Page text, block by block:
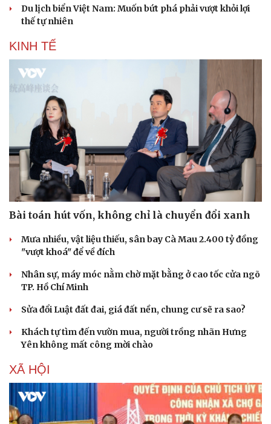
Văn hóa
Sân khấu - Điện ảnh
Văn học
Âm nhạc
Giải trí
Thời trang
Sao Việt
Du lịch biển Việt Nam: Muốn bứt phá phải vượt khỏi lợi
thế tự nhiên
KINH TẾ
Bài toán hút vốn, không chỉ là chuyển đổi xanh
Mưa nhiều, vật liệu thiếu, sân bay Cà Mau 2.400 tỷ đồng
"vượt khoá" để về đích
Nhân sự, máy móc nằm chờ mặt bằng ở cao tốc cửa ngõ
TP. Hồ Chí Minh
Sửa đổi Luật đất đai, giá đất nền, chung cư sẽ ra sao?
Khách tự tìm đến vườn mua, người trồng nhãn Hưng
Yên không mất công mời chào
XÃ HỘI